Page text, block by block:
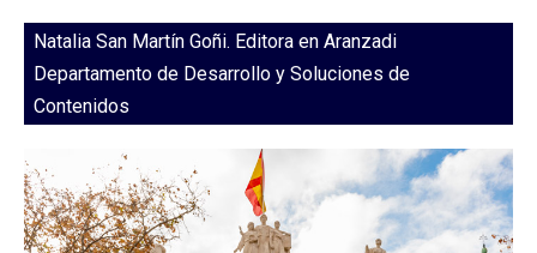
Natalia San Martín Goñi. Editora en Aranzadi
Departamento de Desarrollo y Soluciones de
Contenidos